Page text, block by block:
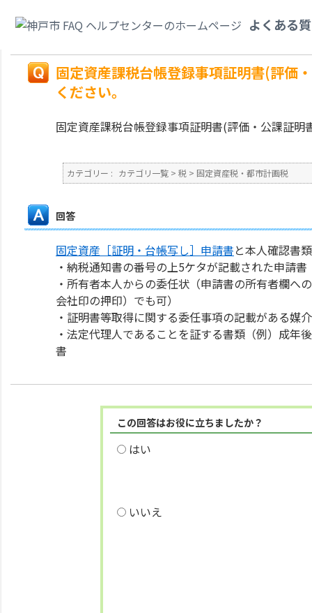
よくある
てください。
固定資産課税台帳登録事項証明書(評価
ください。
固定資産課税台帳登録事項証明書(評価・公課証
カテゴリー : カテゴリ一覧 > 税 > 固定資産税・都市計画税
回答
固定資産［証明・台帳写し］申請書と本人確認書
・納税通知書の番号の上5ケタが記載された申請書
・所有者本人からの委任状（申請書の所有者欄へ
会社印の押印）でも可）
・証明書等取得に関する委任事項の記載がある媒
・法定代理人であることを証する書類（例）成年
書
この回答はお役に立ちましたか？
はい
いいえ